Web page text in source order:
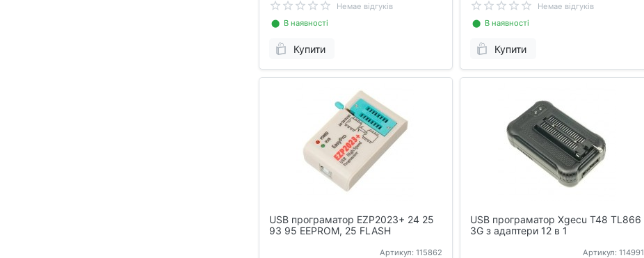
Немае відгуків
⬤ В наявності
Купити
Немае відгуків
⬤ В наявності
Купити
USB програматор EZP2023+ 24 25
93 95 EEPROM, 25 FLASH
Артикул: 115862
USB програматор Xgecu T48 TL866
3G з адаптери 12 в 1
Артикул: 114991